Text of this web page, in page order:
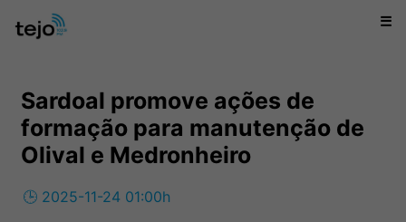
☰
Sardoal promove ações de
formação para manutenção de
Olival e Medronheiro
🕒 2025-11-24 01:00h